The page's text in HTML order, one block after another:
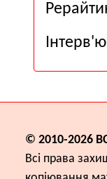
Інтерв'ю
© 2010-2026
Всі права